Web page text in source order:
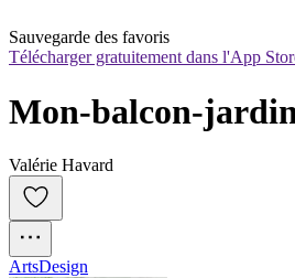
Sauvegarde des favoris
Télécharger gratuitement dans l'App
Mon-balcon-
Valérie Havard
ArtsDesign